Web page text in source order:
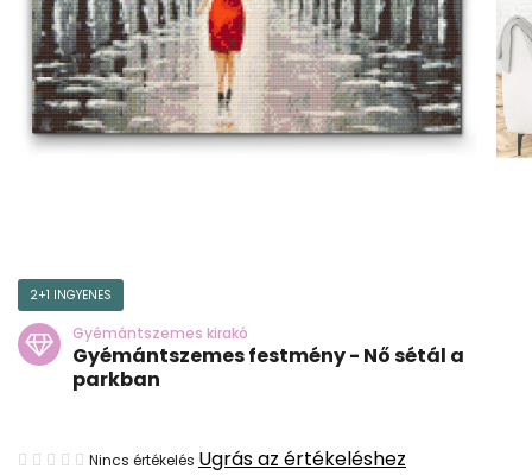
2+1 INGYENES
Gyémántszemes kirakó
Gyémántszemes festmény - Nő sétál a
parkban
A
Nincs értékelés Ugrás az értékeléshez